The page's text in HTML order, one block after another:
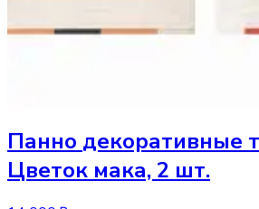
Панно декоративные
Цветок мака, 2 шт.